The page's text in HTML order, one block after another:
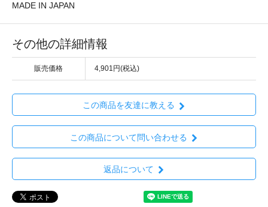
MADE IN JAPAN
その他の詳細情報
販売価格 4,901円(税込)
この商品を友達に教える
この商品について問い合わせる
返品について